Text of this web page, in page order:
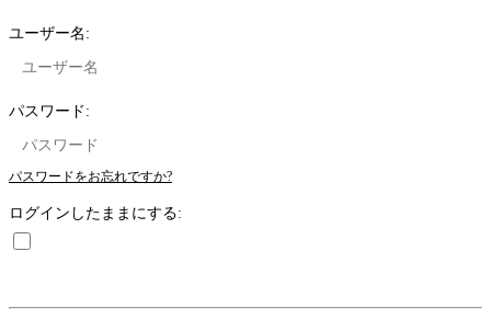
ユーザー名:
パスワード:
パスワードをお忘れですか?
ログインしたままにする: